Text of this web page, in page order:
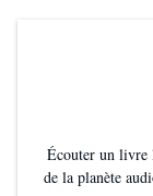
Écouter un livre
de la planète